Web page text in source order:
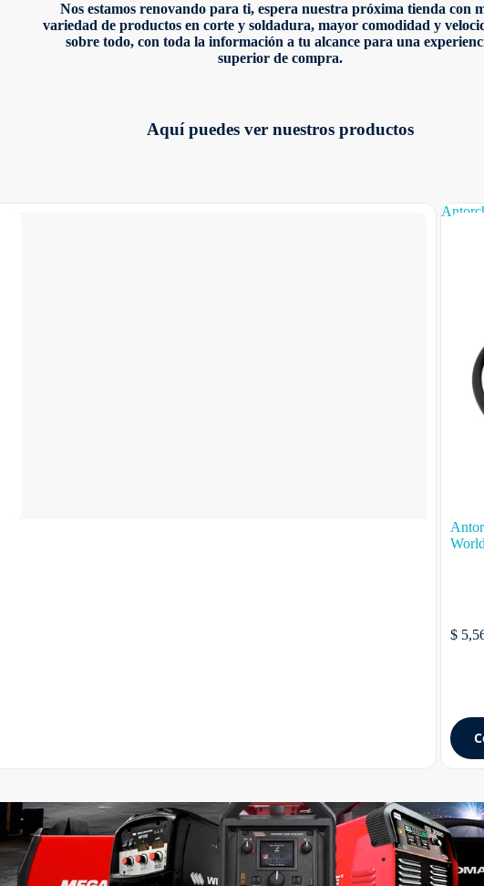
Nos estamos renovando para ti, espera nuestra próxima tienda con
variedad de productos en corte y soldadura, mayor comodidad y
sobre todo, con toda la información a tu alcance para una
superior de compra.
Aquí puedes ver nuestros productos
$
Máquinas de soldar